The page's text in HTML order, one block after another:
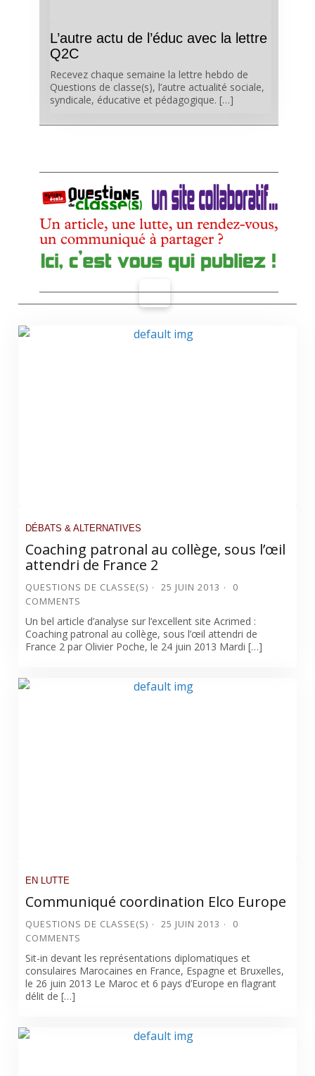
L’autre actu de l’éduc avec la lettre
Q2C
Recevez chaque semaine la lettre hebdo de
Questions de classe(s), l’autre actualité sociale,
syndicale, éducative et pédagogique. […]
DÉBATS & ALTERNATIVES
Coaching patronal au collège, sous l’œil
attendri de France 2
QUESTIONS DE CLASSE(S) 25 JUIN 2013
0
COMMENTS
Un bel article d’analyse sur l’excellent site Acrimed :
Coaching patronal au collège, sous l’œil attendri de
France 2 par Olivier Poche, le 24 juin 2013 Mardi […]
EN LUTTE
Communiqué coordination Elco Europe
QUESTIONS DE CLASSE(S) 25 JUIN 2013
0
COMMENTS
Sit-in devant les représentations diplomatiques et
consulaires Marocaines en France, Espagne et Bruxelles,
le 26 juin 2013 Le Maroc et 6 pays d’Europe en flagrant
délit de […]